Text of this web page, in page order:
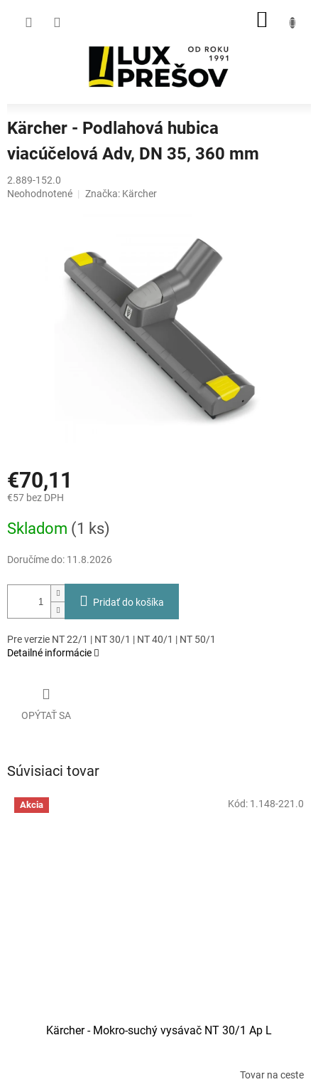
Kärcher - Podlahová hubica
viacúčelová Adv, DN 35, 360 mm
2.889-152.0
Priemerné
Neohodnotené Značka: Kärcher
€70,11
€57 bez DPH
cena:
Skladom (1 ks)
Doručíme do: 11.8.2026
Pridať do košíka
Pre verzie NT 22/1 | NT 30/1 | NT 40/1 | NT 50/1
Detailné informácie
OPÝTAŤ SA
Súvisiaci tovar
Akcia
Kärcher - Mokro-suchý vysávač NT 30/1 Ap L
Tovar na ceste
Kód: 1.148-221.0